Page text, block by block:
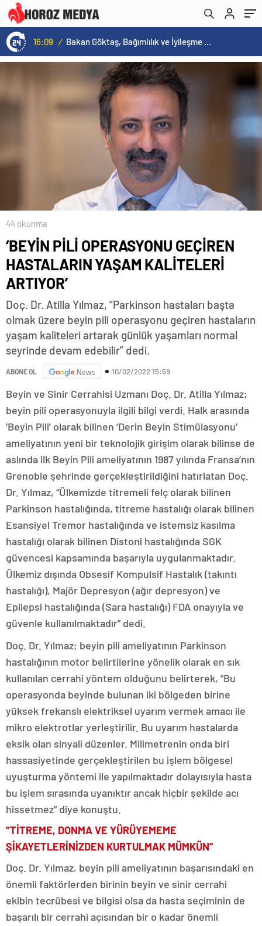
16:09 / Bakan Göktaş, Bağımlılık ve İyileşme Konulu Kadın Forumu’nda konuştu:
44 okunma
‘BEYİN PİLİ OPERASYONU GEÇİREN
HASTALARIN YAŞAM KALİTELERİ
ARTIYOR’
Doç. Dr. Atilla Yılmaz, “Parkinson hastaları başta
olmak üzere beyin pili operasyonu geçiren hastaların
yaşam kaliteleri artarak günlük yaşamları normal
seyrinde devam edebilir” dedi.
ABONE OL News 10/02/2022 15:59
Beyin ve Sinir Cerrahisi Uzmanı Doç. Dr. Atilla Yılmaz;
beyin pili operasyonuyla ilgili bilgi verdi. Halk arasında
‘Beyin Pili’ olarak bilinen ‘Derin Beyin Stimülasyonu’
ameliyatının yeni bir teknolojik girişim olarak bilinse de
aslında ilk Beyin Pili ameliyatının 1987 yılında Fransa’nın
Grenoble şehrinde gerçekleştirildiğini hatırlatan Doç.
Dr. Yılmaz, “Ülkemizde titremeli felç olarak bilinen
Parkinson hastalığında, titreme hastalığı olarak bilinen
Esansiyel Tremor hastalığında ve istemsiz kasılma
hastalığı olarak bilinen Distoni hastalığında SGK
güvencesi kapsamında başarıyla uygulanmaktadır.
Ülkemiz dışında Obsesif Kompulsif Hastalık (takıntı
hastalığı), Majör Depresyon (ağır depresyon) ve
Epilepsi hastalığında (Sara hastalığı) FDA onayıyla ve
güvenle kullanılmaktadır” dedi.
Doç. Dr. Yılmaz; beyin pili ameliyatının Parkinson
hastalığının motor belirtilerine yönelik olarak en sık
kullanılan cerrahi yöntem olduğunu belirterek, “Bu
operasyonda beyinde bulunan iki bölgeden birine
yüksek frekanslı elektriksel uyarım vermek amacı ile
mikro elektrotlar yerleştirilir. Bu uyarım hastalarda
eksik olan sinyali düzenler. Milimetrenin onda biri
hassasiyetinde gerçekleştirilen bu işlem bölgesel
uyuşturma yöntemi ile yapılmaktadır dolayısıyla hasta
bu işlem sırasında uyanıktır ancak hiçbir şekilde acı
hissetmez” diye konuştu.
“TİTREME, DONMA VE YÜRÜYEMEME
ŞİKAYETLERİNİZDEN KURTULMAK MÜMKÜN”
Doç. Dr. Yılmaz, beyin pili ameliyatının başarısındaki en
önemli faktörlerden birinin beyin ve sinir cerrahi
ekibin tecrübesi ve bilgisi olsa da hasta seçiminin de
başarılı bir cerrahi açısından bir o kadar önemli